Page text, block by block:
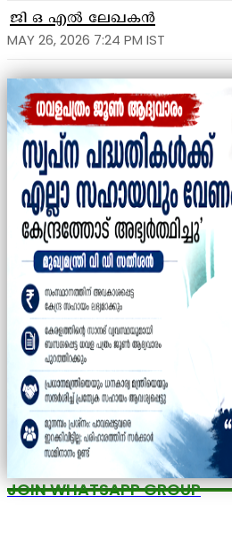
ജി ഒ എൽ ലേഖകൻ
MAY 26, 2026 7:24 PM IST
JOIN WHATSAPP GROUP